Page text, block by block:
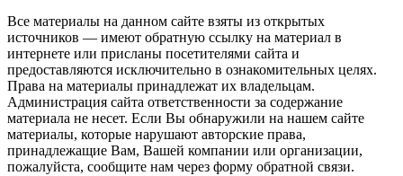
Все материалы на данном сайте взяты из открытых
источников — имеют обратную ссылку на материал в
интернете или присланы посетителями сайта и
предоставляются исключительно в ознакомительных целях.
Права на материалы принадлежат их владельцам.
Администрация сайта ответственности за содержание
материала не несет. Если Вы обнаружили на нашем сайте
материалы, которые нарушают авторские права,
принадлежащие Вам, Вашей компании или организации,
пожалуйста, сообщите нам через форму обратной связи.